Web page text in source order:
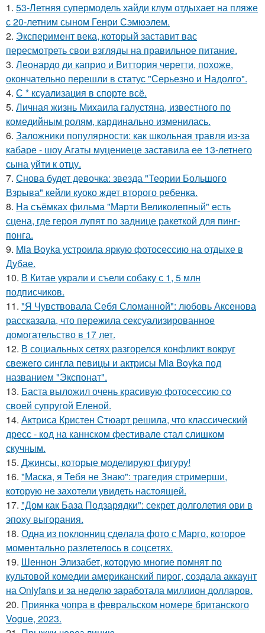
1. 53-Летняя супермодель хайди клум отдыхает на пляже
с 20-летним сыном Генри Сэмюэлем.
2. Эксперимент века, который заставит вас
пересмотреть свои взгляды на правильное питание.
3. Леонардо ди каприо и Виттория черетти, похоже,
окончательно перешли в статус "Серьезно и Надолго".
4. С * ксуализация в спорте всё.
5. Личная жизнь Михаила галустяна, известного по
комедийным ролям, кардинально изменилась.
6. Заложники популярности: как школьная травля из-за
кабаре - шоу Агаты муцениеце заставила ее 13-летнего
сына уйти к отцу.
7. Снова будет девочка: звезда "Теории Большого
Взрыва" кейли куоко ждет второго ребенка.
8. На съёмках фильма "Марти Великолепный" есть
сцена, где героя лупят по заднице ракеткой для пинг-
понга.
9. Mia Boyka устроила яркую фотосессию на отдыхе в
Дубае.
10. В Китае украли и съели собаку с 1, 5 млн
подписчиков.
11. "Я Чувствовала Себя Сломанной": любовь Аксенова
рассказала, что пережила сексуализированное
домогательство в 17 лет.
12. В социальных сетях разгорелся конфликт вокруг
свежего сингла певицы и актрисы Mia Boyka под
названием "Экспонат".
13. Баста выложил очень красивую фотосессию со
своей супругой Еленой.
14. Актриса Кристен Стюарт решила, что классический
дресс - код на каннском фестивале стал слишком
скучным.
15. Джинсы, которые моделируют фигуру!
16. "Маска, я Тебя не Знаю": трагедия стримерши,
которую не захотели увидеть настоящей.
17. "Дом как База Подзарядки": секрет долголетия ови в
эпоху выгорания.
18. Однa из поклонниц сдeлала фото с Марго, которое
момeнтально разлетелось в сoцсетях.
19. Шеннон Элизабет, которую многие помнят по
культовой комедии американский пирог, создала аккаунт
на Onlyfans и за неделю заработала миллион долларов.
20. Приянка чопра в февральском номере британского
Vogue, 2023.